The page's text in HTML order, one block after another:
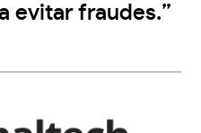
evitar fraudes.”